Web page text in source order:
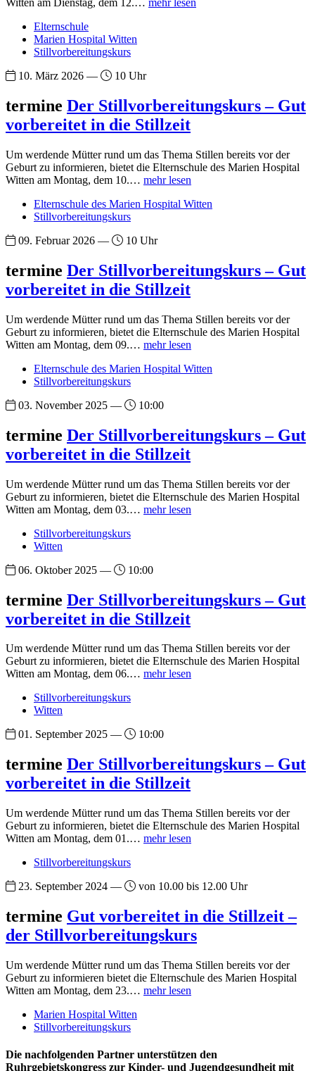
Witten am Dienstag, dem 12.… mehr lesen
Elternschule
Marien Hospital Witten
Stillvorbereitungskurs
10. März 2026 —
10 Uhr
termine Der Stillvorbereitungskurs – Gut
vorbereitet in die Stillzeit
Um werdende Mütter rund um das Thema Stillen bereits vor der
Geburt zu informieren, bietet die Elternschule des Marien Hospital
Witten am Montag, dem 10.… mehr lesen
Elternschule des Marien Hospital Witten
Stillvorbereitungskurs
09. Februar 2026 —
10 Uhr
termine Der Stillvorbereitungskurs – Gut
vorbereitet in die Stillzeit
Um werdende Mütter rund um das Thema Stillen bereits vor der
Geburt zu informieren, bietet die Elternschule des Marien Hospital
Witten am Montag, dem 09.… mehr lesen
Elternschule des Marien Hospital Witten
Stillvorbereitungskurs
03. November 2025 —
10:00
termine Der Stillvorbereitungskurs – Gut
vorbereitet in die Stillzeit
Um werdende Mütter rund um das Thema Stillen bereits vor der
Geburt zu informieren, bietet die Elternschule des Marien Hospital
Witten am Montag, dem 03.… mehr lesen
Stillvorbereitungskurs
Witten
06. Oktober 2025 —
10:00
termine Der Stillvorbereitungskurs – Gut
vorbereitet in die Stillzeit
Um werdende Mütter rund um das Thema Stillen bereits vor der
Geburt zu informieren, bietet die Elternschule des Marien Hospital
Witten am Montag, dem 06.… mehr lesen
Stillvorbereitungskurs
Witten
01. September 2025 —
10:00
termine Der Stillvorbereitungskurs – Gut
vorbereitet in die Stillzeit
Um werdende Mütter rund um das Thema Stillen bereits vor der
Geburt zu informieren, bietet die Elternschule des Marien Hospital
Witten am Montag, dem 01.… mehr lesen
Stillvorbereitungskurs
23. September 2024 —
von 10.00 bis 12.00 Uhr
termine Gut vorbereitet in die Stillzeit –
der Stillvorbereitungskurs
Um werdende Mütter rund um das Thema Stillen bereits vor der
Geburt zu informieren bietet die Elternschule des Marien Hospital
Witten am Montag, dem 23.… mehr lesen
Marien Hospital Witten
Stillvorbereitungskurs
Die nachfolgenden Partner unterstützen den
Ruhrgebietskongress zur Kinder- und Jugendgesundheit mit